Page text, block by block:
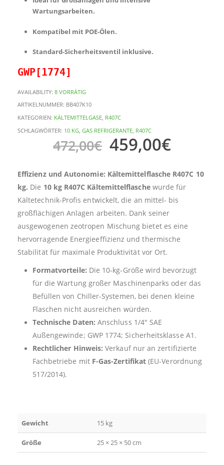
Wartungsarbeiten.
Kompatibel mit POE-Ölen.
Standard-Sicherheitsventil inklusive.
GWP[1774]
AVAILABILITY: 8 VORRÄTIG
ARTIKELNUMMER: BB407K10
KATEGORIEN: KÄLTEMITTELGASE R407C
SCHLAGWÖRTER: 10 KG GAS REFRIGERANTE R407C
472,00€ 459,00€
Effizienz und Autonomie: Kältemittelflasche R407C 10
kg. Die 10 kg R407C Kältemittelflaschewurde für
Kältetechnik-Profis entwickelt, die an mittel- bis
großflächigen Anlagen arbeiten. Dank seiner
ausgewogenen zeotropen Mischung bietet es eine
hervorragende Energieeffizienz und thermische
Stabilität für maximale Produktivität vor Ort.
Formatvorteile: Die 10-kg-Größe wird bevorzugt
für die Wartung großer Maschinenparks oder das
Befüllen von Chiller-Systemen, bei denen kleine
Flaschen nicht ausreichen würden.
Technische Daten: Anschluss 1/4″ SAE
Außengewinde; GWP 1774; Sicherheitsklasse A1.
Rechtlicher Hinweis: Verkauf nur an zertifizierte
Fachbetriebe mit F-Gas-Zertifikat (EU-Verordnung
517/2014).
Gewicht 15 kg
Größe 25 × 25 × 50 cm